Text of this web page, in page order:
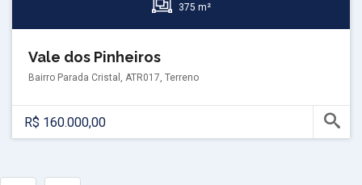
375 m²
Vale dos Pinheiros
Bairro Parada Cristal, ATR017, Terreno
R$ 160.000,00